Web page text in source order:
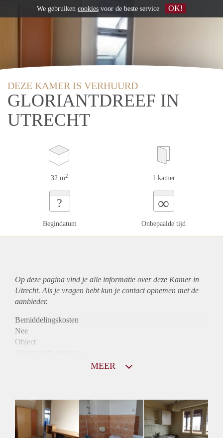
DEZE KAMER IS VERHUURD
GLORIANTDREEF IN
UTRECHT
32 m2 1 kamer
?
Begindatum
∞
Onbepaalde tijd
Op deze pagina vind je alle informatie over deze Kamer in
Utrecht. Als je vragen hebt kun je contact opnemen met de
aanbieder.
Bemiddelingskosten
Nee
Object
Huurtoeslag
Mogelijk
Inkomen eis
MEER
We gebruiken cookies voor de beste service OK!